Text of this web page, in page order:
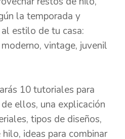
la temporada y
estilo de tu casa:
vintage, juvenil
10 tutoriales para
ellos, una explicación
tipos de diseños,
ideas para combinar